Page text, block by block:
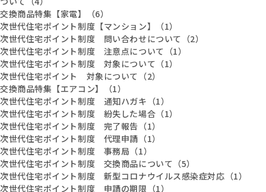
交換商品特集【家電】（6）
次世代住宅ポイント制度【マンション】（1）
次世代住宅ポイント制度 問い合わせについて（2）
次世代住宅ポイント制度 注意点について（1）
次世代住宅ポイント制度 対象について（1）
次世代住宅ポイント 対象について（2）
交換商品特集【エアコン】（1）
次世代住宅ポイント制度 通知ハガキ（1）
次世代住宅ポイント制度 紛失した場合（1）
次世代住宅ポイント制度 完了報告（1）
次世代住宅ポイント制度 代理申請（1）
次世代住宅ポイント制度 事務局（1）
次世代住宅ポイント制度 交換商品について（5）
次世代住宅ポイント制度 新型コロナウイルス感染症対応（1）
次世代住宅ポイント制度 申請の期限（1）